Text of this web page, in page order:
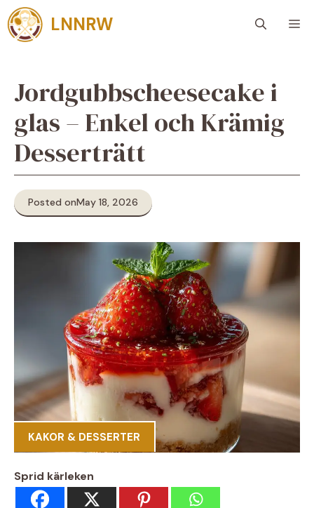
Skip
to
content
LNNRW
Jordgubbscheesecake i
glas – Enkel och Krämig
Desserträtt
Posted onMay 18, 2026
KAKOR & DESSERTER
Sprid kärleken